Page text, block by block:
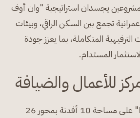
يجسدان استراتيجية "وان أوف
تجمع بين السكن الراقي، وبيئات
الترفيهية المتكاملة، بما يعزز جودة
المستدام.
يقع مشروع "Bridges" على مساحة 10 أفدنة بمحور 26